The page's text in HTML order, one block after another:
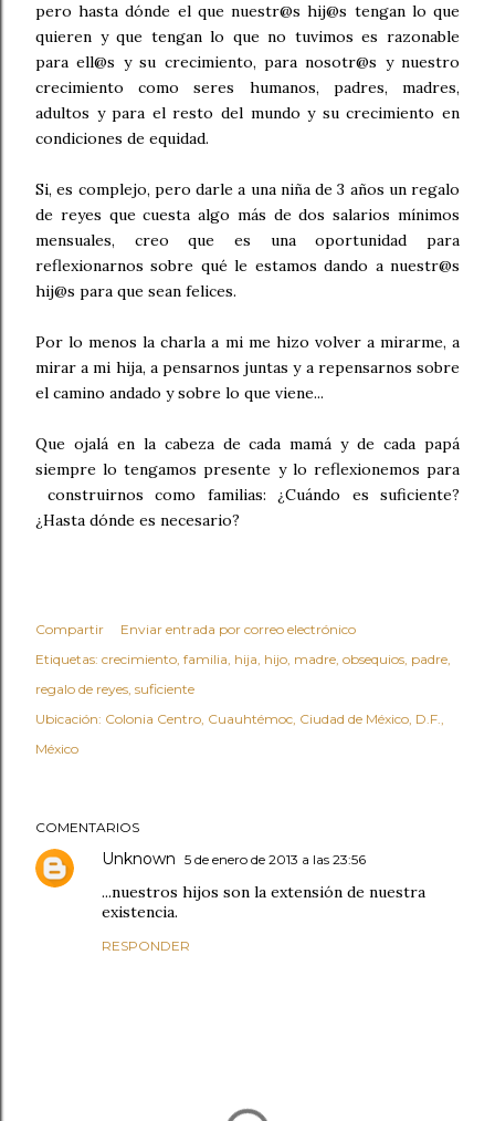
pero hasta dónde el que nuestr@s hij@s tengan lo que
quieren y que tengan lo que no tuvimos es razonable
para ell@s y su crecimiento, para nosotr@s y nuestro
crecimiento como seres humanos, padres, madres,
adultos y para el resto del mundo y su crecimiento en
condiciones de equidad.
Si, es complejo, pero darle a una niña de 3 años un regalo
de reyes que cuesta algo más de dos salarios mínimos
mensuales, creo que es una oportunidad para
reflexionarnos sobre qué le estamos dando a nuestr@s
hij@s para que sean felices.
Por lo menos la charla a mi me hizo volver a mirarme, a
mirar a mi hija, a pensarnos juntas y a repensarnos sobre
el camino andado y sobre lo que viene...
Que ojalá en la cabeza de cada mamá y de cada papá
siempre lo tengamos presente y lo reflexionemos para
construirnos como familias: ¿Cuándo es suficiente?
¿Hasta dónde es necesario?
Compartir
Enviar entrada por correo electrónico
Etiquetas: crecimiento familia hija hijo madre obsequios padre
regalo de reyes suficiente
Ubicación: Colonia Centro, Cuauhtémoc, Ciudad de México, D.F.,
México
COMENTARIOS
Unknown 5 de enero de 2013 a las 23:56
...nuestros hijos son la extensión de nuestra
existencia.
RESPONDER